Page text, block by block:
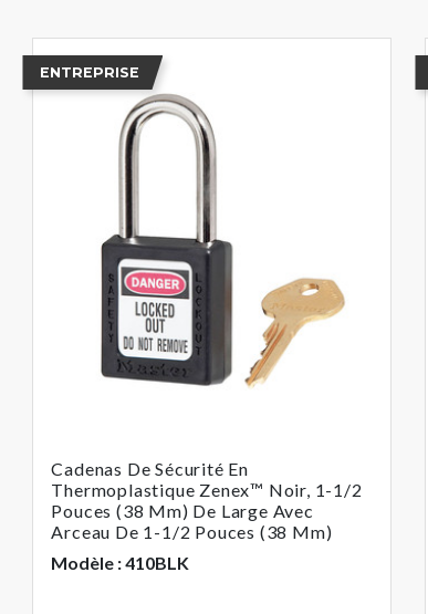
ENTREPRISE
Cadenas De Sécurité En
Thermoplastique Zenex™ Noir, 1-1/2
Pouces (38 Mm) De Large Avec
Arceau De 1-1/2 Pouces (38 Mm)
Modèle : 410BLK